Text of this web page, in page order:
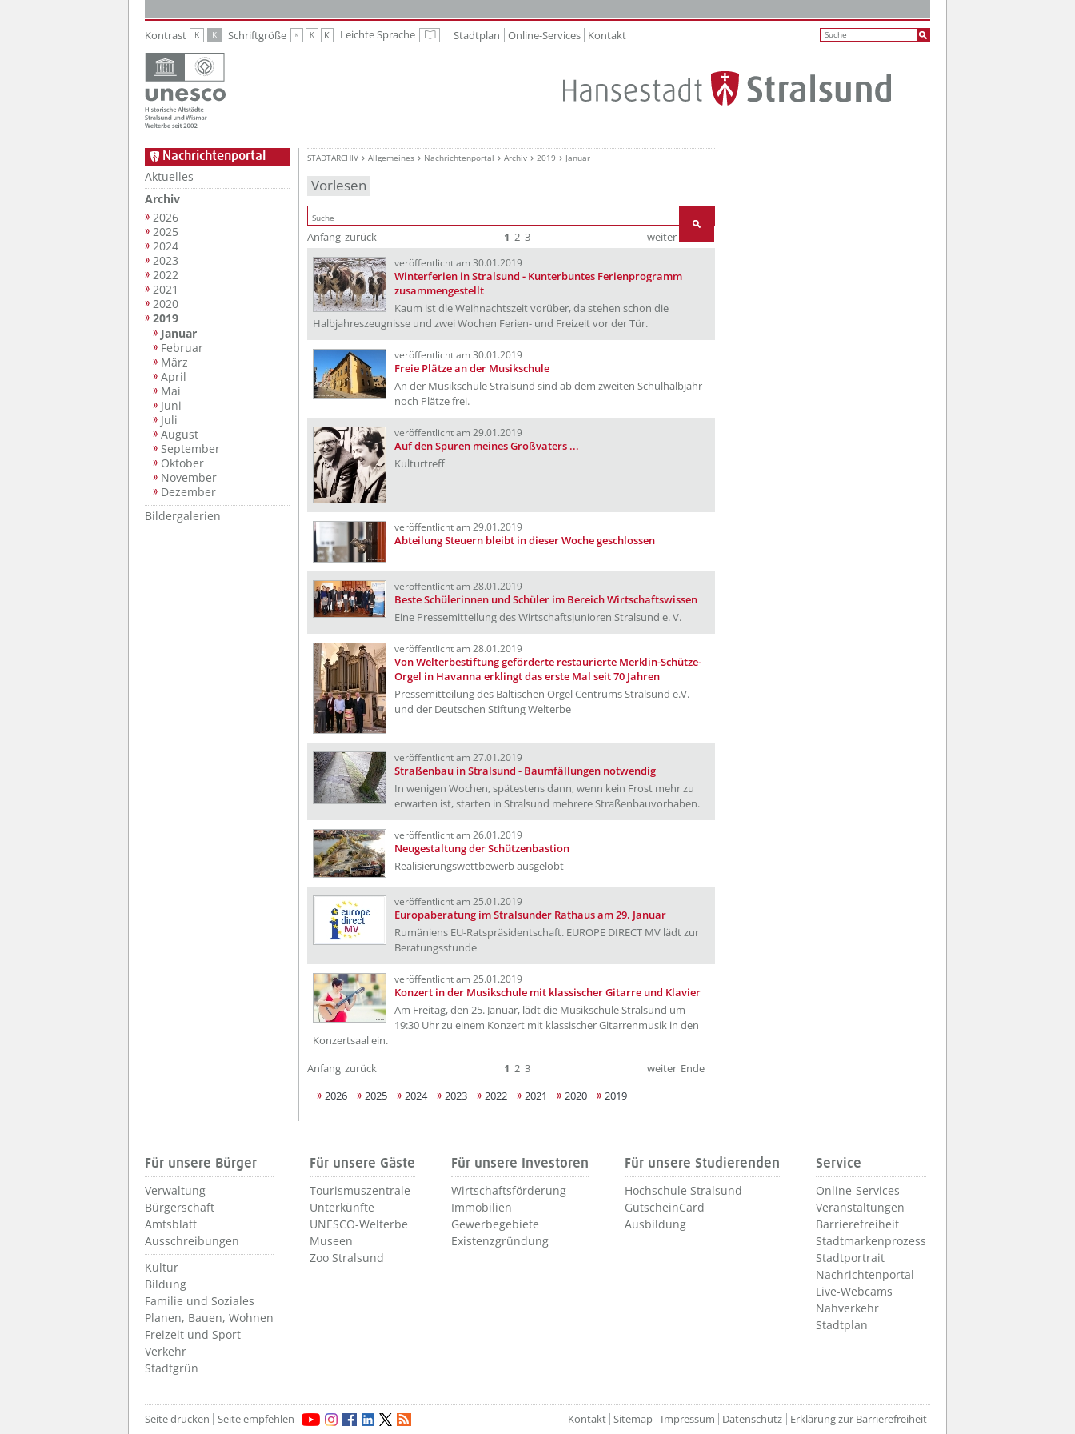
Kontrast K K Schriftgröße K K K Leichte Sprache Leichte Sprache
Stadtplan Online-Services Kontakt
Nachrichtenportal
Aktuelles
Archiv
2026
2025
2024
2023
2022
2021
2020
2019
Januar
Februar
März
April
Mai
Juni
Juli
August
September
Oktober
November
Dezember
Bildergalerien
STADTARCHIV Allgemeines Nachrichtenportal Archiv 2019 Januar
Vorlesen
Anfang zurück 1 2 3 weiter
veröffentlicht am 30.01.2019
Winterferien in Stralsund - Kunterbuntes Ferienprogramm
zusammengestellt
Kaum ist die Weihnachtszeit vorüber, da stehen schon die
Halbjahreszeugnisse und zwei Wochen Ferien- und Freizeit vor der Tür.
veröffentlicht am 30.01.2019
Freie Plätze an der Musikschule
An der Musikschule Stralsund sind ab dem zweiten Schulhalbjahr
noch Plätze frei.
veröffentlicht am 29.01.2019
Auf den Spuren meines Großvaters ...
Kulturtreff
veröffentlicht am 29.01.2019
Abteilung Steuern bleibt in dieser Woche geschlossen
veröffentlicht am 28.01.2019
Beste Schülerinnen und Schüler im Bereich Wirtschaftswissen
Eine Pressemitteilung des Wirtschaftsjunioren Stralsund e. V.
veröffentlicht am 28.01.2019
Von Welterbestiftung geförderte restaurierte Merklin-Schütze-
Orgel in Havanna erklingt das erste Mal seit 70 Jahren
Pressemitteilung des Baltischen Orgel Centrums Stralsund e.V.
und der Deutschen Stiftung Welterbe
veröffentlicht am 27.01.2019
Straßenbau in Stralsund - Baumfällungen notwendig
In wenigen Wochen, spätestens dann, wenn kein Frost mehr zu
erwarten ist, starten in Stralsund mehrere Straßenbauvorhaben.
veröffentlicht am 26.01.2019
Neugestaltung der Schützenbastion
Realisierungswettbewerb ausgelobt
veröffentlicht am 25.01.2019
Europaberatung im Stralsunder Rathaus am 29. Januar
Rumäniens EU-Ratspräsidentschaft. EUROPE DIRECT MV lädt zur
Beratungsstunde
veröffentlicht am 25.01.2019
Konzert in der Musikschule mit klassischer Gitarre und Klavier
Am Freitag, den 25. Januar, lädt die Musikschule Stralsund um
19:30 Uhr zu einem Konzert mit klassischer Gitarrenmusik in den
Konzertsaal ein.
Anfang zurück 1 2 3 weiter Ende
2026
2025 2024 2023 2022 2021 2020 2019
Für unsere Bürger
Verwaltung
Bürgerschaft
Amtsblatt
Ausschreibungen
Kultur
Bildung
Familie und Soziales
Planen, Bauen, Wohnen
Freizeit und Sport
Verkehr
Stadtgrün
Für unsere Gäste
Tourismuszentrale
Unterkünfte
UNESCO-Welterbe
Museen
Zoo Stralsund
Für unsere Investoren
Wirtschaftsförderung
Immobilien
Gewerbegebiete
Existenzgründung
Für unsere Studierenden
Hochschule Stralsund
GutscheinCard
Ausbildung
Service
Online-Services
Veranstaltungen
Barrierefreiheit
Stadtmarkenprozess
Stadtportrait
Nachrichtenportal
Live-Webcams
Nahverkehr
Stadtplan
Seite drucken Seite empfehlen Kontakt Sitemap Impressum Datenschutz Erklärung zur Barrierefreiheit